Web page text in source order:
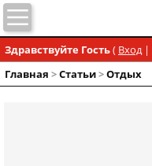
Здравствуйте Гость( Вход|
Главная >Статьи>Отдых